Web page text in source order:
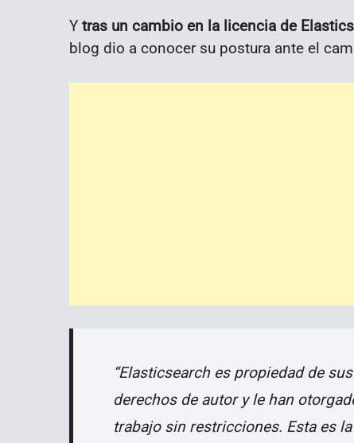
Y tras un cambio en la licencia de
blog dio a conocer su postura ante el
“Elasticsearch es propiedad de
derechos de autor y le han
trabajo sin restricciones. Esta es